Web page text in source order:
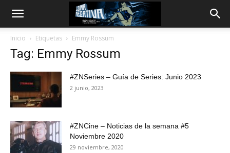
Inicio Etiquetas Emmy Rossum
Tag: Emmy Rossum
#ZNSeries – Guía de Series: Junio 2023
2 junio, 2023
#ZNCine – Noticias de la semana #5
Noviembre 2020
29 noviembre, 2020